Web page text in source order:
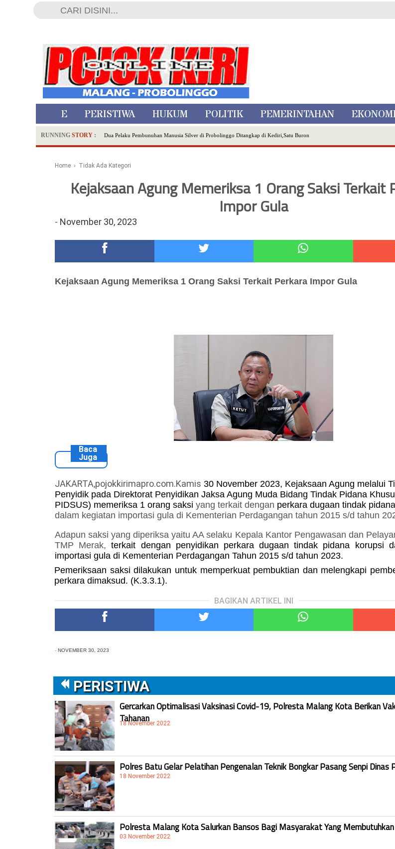
HOME PERISTIWA HUKUM POLITIK PEMERINTAHAN
RUNNING STORY : Dua Pelaku Pembunuhan Manusia Silver di Probolinggo Ditangkap di Kediri,Satu Buron
SDN Sumberejo 02 Kota Batu Kembangkan Program Inovasi Literasi Melalui LASKAR JODA, Usung Filosofi Gelar Sehelai
Polsek Wonoasih Perkuat Ketahanan Pangan Lewat Dialog Bersama Petani
RILIS RAPAT PLENO TERBUKA PEMUTAKHIRAN DATA PEMILIH BERKELANJUTAN (PDPB) TRIWULAN II
Tugu Tirta Usung 'Smart Water City' di Indonesia City Expo APEKSI XVIII Medan
Meriah,Peringati Hari Bhayangkara ke-80,Polres Batu Gelar Kapolres Cup 9 Ball Tournament,Gandeng Carabao Bistro & Pool
Healing-Healing Ke-Malang Batu Jangan Lupa Mampir Ke-Waroeng Tani Dau Malang,Dijamin Ketagihan,Ini Sebabnya
Home › Tidak Ada Kategori
Kejaksaan Agung Memeriksa 1 Orang Saksi Terkait
Impor Gula
- November 30, 2023
Kejaksaan Agung Memeriksa 1 Orang Saksi Terkait Perkara Impor Gula
Baca
Juga
JAKARTA,pojokkirimapro.com.Kamis 30 November 2023, Kejaksaan Agung melalui
Penyidik pada Direktorat Penyidikan Jaksa Agung Muda Bidang Tindak Pidana
PIDSUS) memeriksa 1 orang saksi yang terkait dengan perkara dugaan tindak
dalam kegiatan importasi gula di Kementerian Perdagangan tahun 2015 s/d tahun
Adapun saksi yang diperiksa yaitu AA selaku Kepala Kantor Pengawasan dan
TMP Merak,terkait dengan penyidikan perkara dugaan tindak pidana korupsi
importasi gula di Kementerian Perdagangan Tahun 2015 s/d tahun 2023.
Pemeriksaan saksi dilakukan untuk memperkuat pembuktian dan melengkapi
perkara dimaksud. (K.3.3.1).
BAGIKAN ARTIKEL INI
- NOVEMBER 30, 2023
PERISTIWA
Gercarkan Optimalisasi Vaksinasi Covid-19, Polresta Malang Kota Berikan
Tahanan
18 November 2022
Polres Batu Gelar Pelatihan Pengenalan Teknik Bongkar Pasang Senpi Dinas
18 November 2022
Polresta Malang Kota Salurkan Bansos Bagi Masyarakat Yang Membutuhkan
03 November 2022